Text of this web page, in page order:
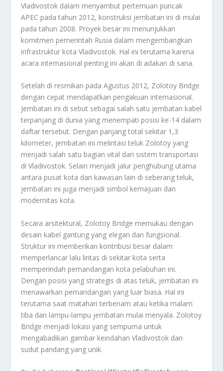
Vladivostok dalam menyambut pertemuan puncak
APEC pada tahun 2012, konstruksi jembatan ini di mulai
pada tahun 2008. Proyek besar ini menunjukkan
komitmen pemerintah Rusia dalam mengembangkan
infrastruktur kota Vladivostok. Hal ini terutama karena
acara internasional penting ini akan di adakan di sana.
Setelah di resmikan pada Agustus 2012, Zolotoy Bridge
dengan cepat mendapatkan pengakuan internasional.
Jembatan ini di sebut sebagai salah satu jembatan kabel
terpanjang di dunia yang menempati posisi ke-14 dalam
daftar tersebut. Dengan panjang total sekitar 1,3
kilometer, jembatan ini melintasi teluk Zolotoy yang
menjadi salah satu bagian vital dari sistem transportasi
di Vladivostok. Selain menjadi jalur penghubung utama
antara pusat kota dan kawasan lain di seberang teluk,
jembatan ini juga menjadi simbol kemajuan dan
modernitas kota.
Secara arsitektural, Zolotoy Bridge memukau dengan
desain kabel gantung yang elegan dan fungsional.
Struktur ini memberikan kontribusi besar dalam
memperlancar lalu lintas di sekitar kota serta
memperindah pemandangan kota pelabuhan ini.
Dengan posisi yang strategis di atas teluk, jembatan ini
menawarkan pemandangan yang luar biasa. Hal ini
terutama saat matahari terbenam atau ketika malam
tiba dan lampu-lampu jembatan mulai menyala. Zolotoy
Bridge menjadi lokasi yang sempurna untuk
mengabadikan gambar keindahan Vladivostok dari
sudut pandang yang unik.